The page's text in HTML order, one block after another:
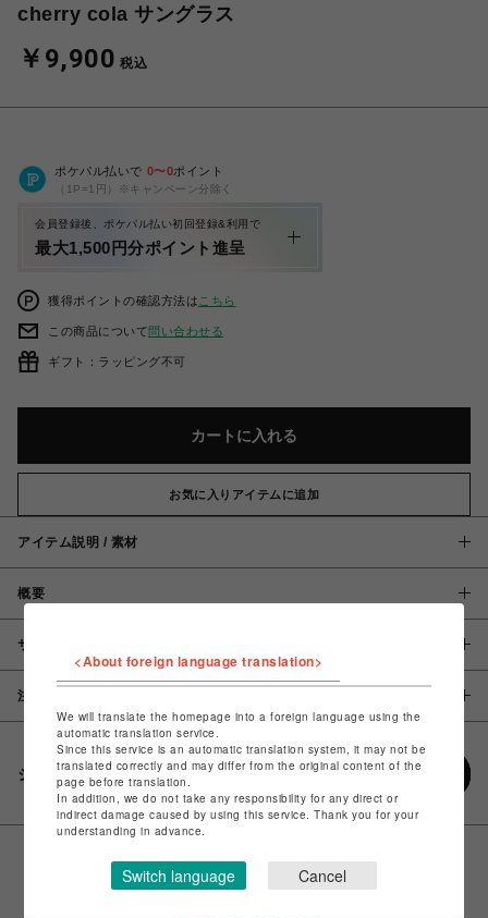
cherry cola サングラス
￥9,900 税込
ポケパル払いで 0〜0ポイント
（1P=1円）※キャンペーン分除く
会員登録後、ポケパル払い初回登録&利用で
最大1,500円分ポイント進呈
獲得ポイントの確認方法は こちら
この商品について問い合わせる
ギフト：ラッピング不可
カートに入れる
お気に入りアイテムに追加
アイテム説明 / 素材
概要
サイズ
注意事項
シェアする
<About foreign language translation>
We will translate the homepage into a foreign language using the
automatic translation service.
Since this service is an automatic translation system, it may not be
translated correctly and may differ from the original content of the
page before translation.
In addition, we do not take any responsibility for any direct or
indirect damage caused by using this service. Thank you for your
understanding in advance.
Switch language Cancel